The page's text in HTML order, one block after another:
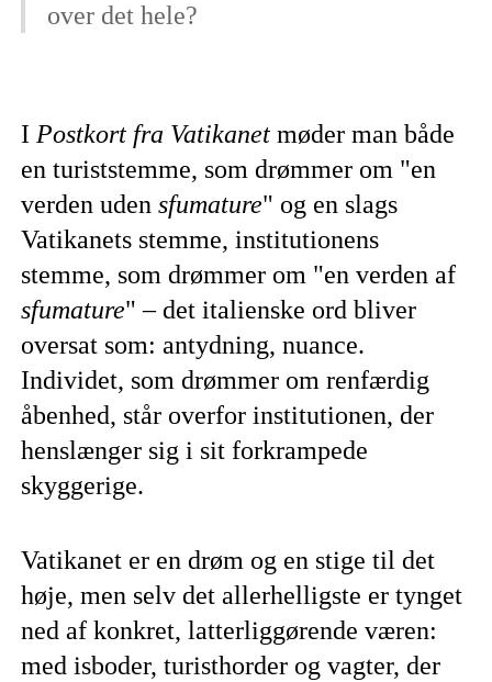
over det hele?
IPostkort fra Vatikanet møder man både
en turiststemme, som drømmer om "en
verden udensfumature" og en slags
Vatikanets stemme, institutionens
stemme, som drømmer om "en verden af
sfumature" – det italienske ord bliver
oversat som: antydning, nuance.
Individet, som drømmer om renfærdig
åbenhed, står overfor institutionen, der
henslænger sig i sit forkrampede
skyggerige.
Vatikanet er en drøm og en stige til det
høje, men selv det allerhelligste er tynget
ned af konkret, latterliggørende væren:
med isboder, turisthorder og vagter, der